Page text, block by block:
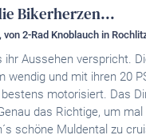
Bikerherzen...
von 2-Rad Knoblauch in
ihr Aussehen verspricht.
wendig und mit ihren 20
motorisiert. Das
das Richtige, um
schöne Muldental zu